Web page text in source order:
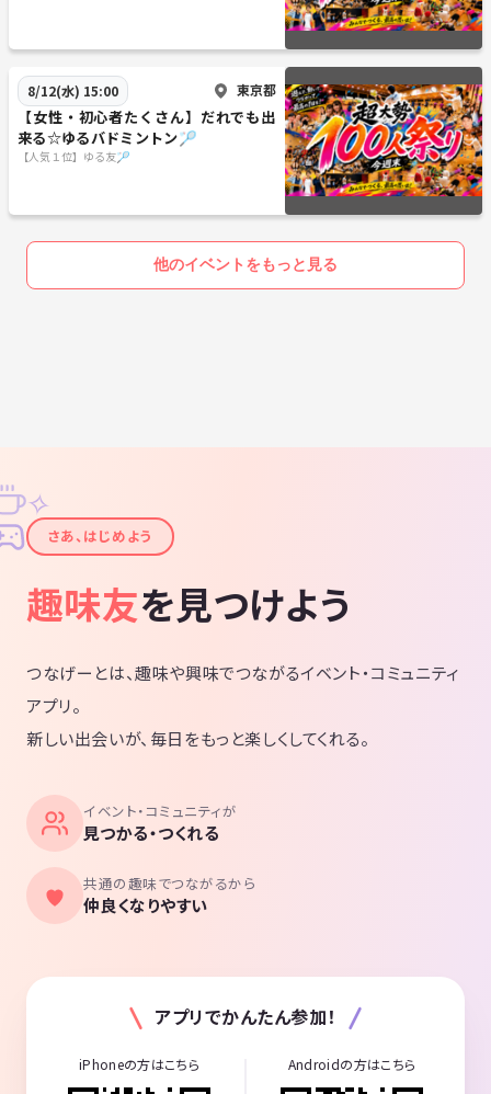
8/12(水) 15:00 東京都
【女性・初心者たくさん】だれでも出
来る☆ゆるバドミントン🏸
【人気１位】ゆる友🏸
他のイベントをもっと見る
✦
✧
さあ、はじめよう
趣味友を見つけよう
つなげーとは、趣味や興味でつながるイベント・コミュニティ
アプリ。
新しい出会いが、毎日をもっと楽しくしてくれる。
イベント・コミュニティが
見つかる・つくれる
共通の趣味でつながるから
仲良くなりやすい
アプリでかんたん参加！
iPhoneの方はこちら Androidの方はこちら